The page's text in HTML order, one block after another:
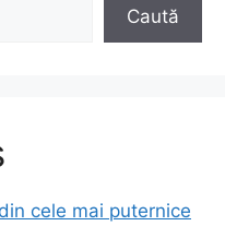
Caută
cele mai puternice